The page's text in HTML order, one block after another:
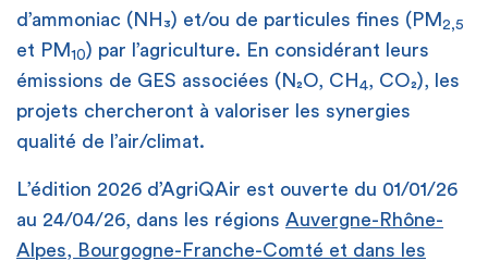
d’ammoniac (NH₃) et/ou de particules fines (PM 2,5
et PM 10) par l’agriculture. En considérant leurs
émissions de GES associées (N₂O, CH 4
, CO₂), les
projets chercheront à valoriser les synergies
qualité de l’air/climat.
L’édition 2026 d’AgriQAir est ouverte du 01/01/26
au 24/04/26, dans les régions Auvergne-Rhône-
Alpes, Bourgogne-Franche-Comté et dans les